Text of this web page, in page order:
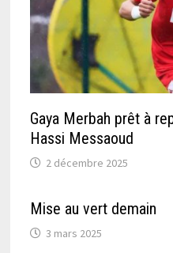
Gaya Merbah prêt à
Hassi Messaoud
2 décembre 2025
Mise au vert demain
3 mars 2025